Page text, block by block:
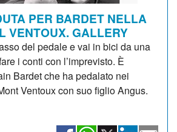
PER BARDET NELLA
VENTOUX. GALLERY
del pedale e vai in bici da una
i conti con l’imprevisto. È
Bardet che ha pedalato nei
Ventoux con suo figlio Angus.